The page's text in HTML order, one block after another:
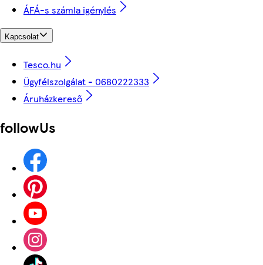
ÁFÁ-s számla igénylés
Kapcsolat
Tesco.hu
Ügyfélszolgálat - 0680222333
Áruházkereső
followUs